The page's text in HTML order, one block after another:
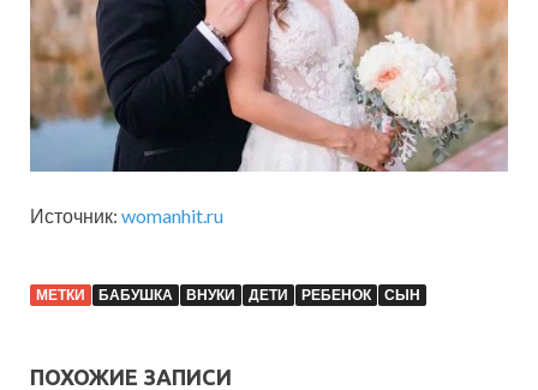
Источник: womanhit.ru
МЕТКИ БАБУШКА ВНУКИ ДЕТИ РЕБЕНОК СЫН
ПОХОЖИЕ ЗАПИСИ